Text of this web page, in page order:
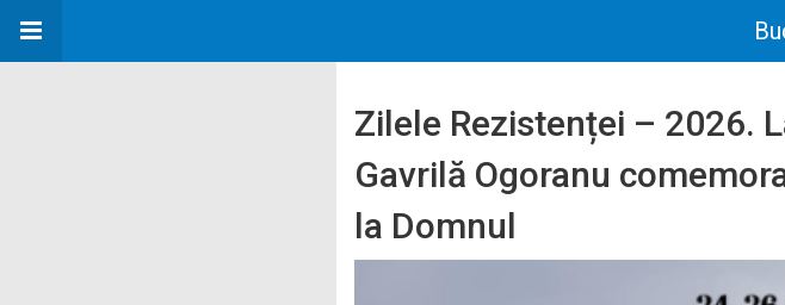
Zilele Rezistenței – 2026.
Gavrilă Ogoranu
la Domnul